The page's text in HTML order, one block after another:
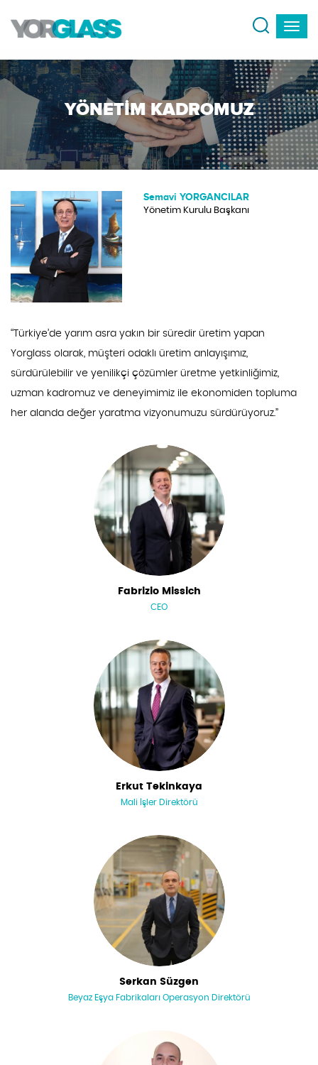
YÖNETIM KADROMUZ
Semavi YORGANCILAR
Yönetim Kurulu Başkanı
‘‘Türkiye’de yarım asra yakın bir süredir üretim yapan
Yorglass olarak, müşteri odaklı üretim anlayışımız,
sürdürülebilir ve yenilikçi çözümler üretme yetkinliğimiz,
uzman kadromuz ve deneyimimiz ile ekonomiden topluma
her alanda değer yaratma vizyonumuzu sürdürüyoruz.’’
Fabrizio Missich
CEO
Erkut Tekinkaya
Mali İşler Direktörü
Serkan Süzgen
Beyaz Eşya Fabrikaları Operasyon Direktörü